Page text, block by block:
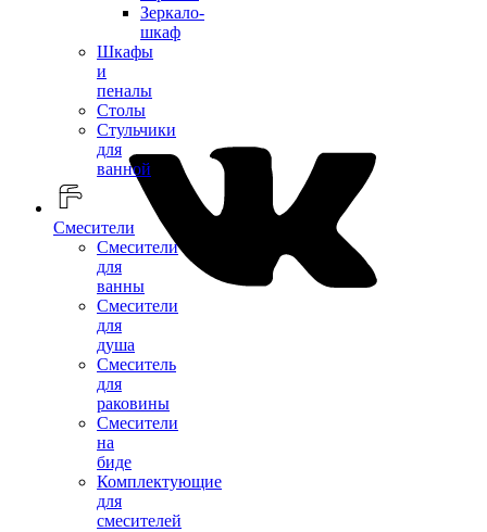
Зеркало-
шкаф
Шкафы
и
пеналы
Столы
Стульчики
для
ванной
Смесители
Смесители
для
ванны
Смесители
для
душа
Смеситель
для
раковины
Смесители
на
биде
Комплектующие
для
смесителей